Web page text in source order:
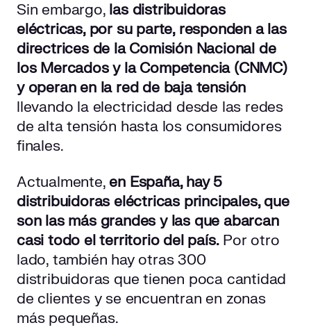
Sin embargo, las distribuidoras
eléctricas, por su parte, responden a las
directrices de la Comisión Nacional de
los Mercados y la Competencia (CNMC)
y operan en la red de baja tensión
llevando la electricidad desde las redes
de alta tensión hasta los consumidores
finales.
Actualmente, en España, hay 5
distribuidoras eléctricas principales, que
son las más grandes y las que abarcan
casi todo el territorio del país.Por otro
lado, también hay otras 300
distribuidoras que tienen poca cantidad
de clientes y se encuentran en zonas
más pequeñas.